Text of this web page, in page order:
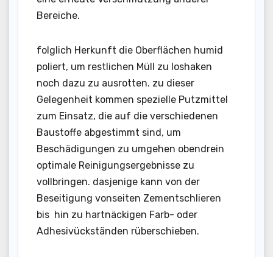
Bereiche.
folglich Herkunft die Oberflächen humid
poliert, um restlichen Müll zu loshaken
noch dazu zu ausrotten. zu dieser
Gelegenheit kommen spezielle Putzmittel
zum Einsatz, die auf die verschiedenen
Baustoffe abgestimmt sind, um
Beschädigungen zu umgehen obendrein
optimale Reinigungsergebnisse zu
vollbringen. dasjenige kann von der
Beseitigung vonseiten Zementschlieren
bis hin zu hartnäckigen Farb- oder
Adhesivückständen rüberschieben.